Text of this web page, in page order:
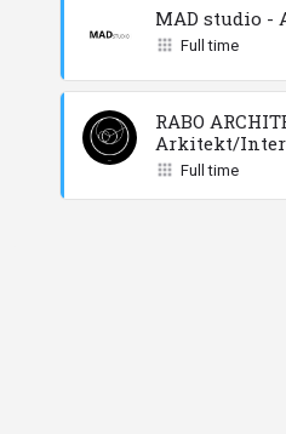
MAD studio -
Full time
RABO
Arkitekt/
Full time